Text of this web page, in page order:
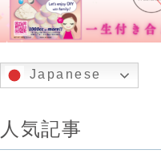
Japanese
人気記事